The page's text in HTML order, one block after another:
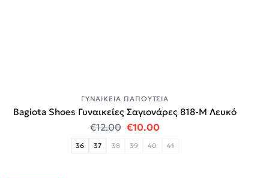
ΓΥΝΑΙΚΕΊΑ ΠΑΠΟΎΤΣΙΑ
Bagiota Shoes Γυναικείες Σαγιονάρες 818-Μ Λευκό
€12.00 Original price was: €12.00.
€10.00Η τρέχουσα τιμή
36 37 38 39 40 41